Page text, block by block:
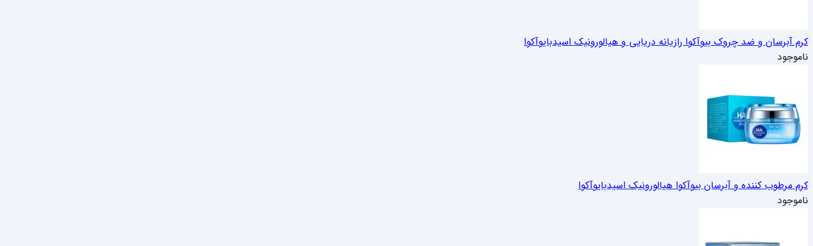
کرم آبرسان و ضد چروک بیوآکوا رازیانه دریایی و هیالورونیک اسیدبایوآکوا
ناموجود
کرم مرطوب کننده و آبرسان بیوآکوا هیالورونیک اسیدبایوآکوا
ناموجود